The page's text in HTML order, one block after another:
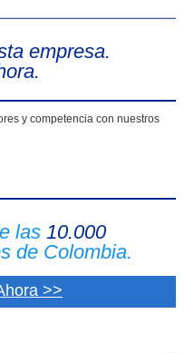
empresa.
y competencia con nuestros
las 10.000
de Colombia.
>>